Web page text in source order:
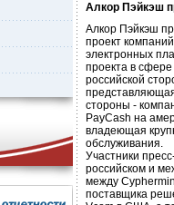
Алкор Пэйкэш
Алкор Пэйкэш
проект
электронных
проекта в
российской
стороны -
PayCash на
владеющая
обслуживания.
Участники
российском и
между
поставщика